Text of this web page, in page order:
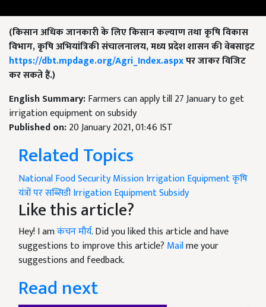
(किसानअधिक जानकारी के लिए किसान कल्याण तथा कृषि विकास
विभाग,कृषि अभियांत्रिकी संचालनालय,मध्य प्रदेश शासन की वेबसाइट
https://dbt.mpdage.org/Agri_Index.aspxपर जाकर विजिट
कर सकते हैं.)
English Summary:Farmers can apply till 27 January to get
irrigation equipment on subsidy
Published on:20 January 2021, 01:46 IST
Related Topics
National Food Security MissionIrrigation Equipmentकृषि
यंत्रों पर सब्सिडीIrrigation Equipment Subsidy
Like this article?
Hey! I amकंचन मौर्य. Did you liked this article and have
suggestions to improve this article? Mailme your
suggestions and feedback.
Read next